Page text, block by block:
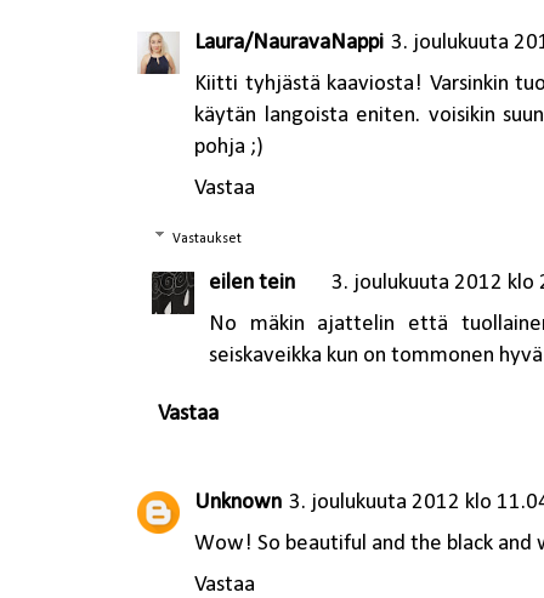
Laura/NauravaNappi 3. joulukuuta
Kiitti tyhjästä kaaviosta! Varsinkin
käytän langoista eniten. voisikin
pohja ;)
Vastaa
Vastaukset
eilen tein
3. joulukuuta 2012 klo
No mäkin ajattelin että
seiskaveikka kun on tommonen
Vastaa
Unknown 3. joulukuuta 2012 klo
Wow! So beautiful and the black
Vastaa